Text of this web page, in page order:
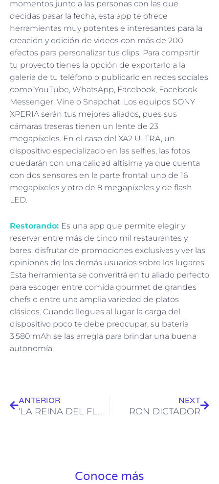
momentos junto a las personas con las que
decidas pasar la fecha, esta app te ofrece
herramientas muy potentes e interesantes para la
creación y edición de videos con más de 200
efectos para personalizar tus clips. Para compartir
tu proyecto tienes la opción de exportarlo a la
galería de tu teléfono o publicarlo en redes sociales
como YouTube, WhatsApp, Facebook, Facebook
Messenger, Vine o Snapchat. Los equipos SONY
XPERIA serán tus mejores aliados, pues sus
cámaras traseras tienen un lente de 23
megapíxeles. En el caso del XA2 ULTRA, un
dispositivo especializado en las selfies, las fotos
quedarán con una calidad altísima ya que cuenta
con dos sensores en la parte frontal: uno de 16
megapíxeles y otro de 8 megapíxeles y de flash
LED.
Restorando: Es una app que permite elegir y
reservar entre más de cinco mil restaurantes y
bares, disfrutar de promociones exclusivas y ver las
opiniones de los demás usuarios sobre los lugares.
Esta herramienta se converitrá en tu aliado perfecto
para escoger entre comida gourmet de grandes
chefs o entre una amplia variedad de platos
clásicos. Cuando llegues al lugar la carga del
dispositivo poco te debe preocupar, su batería
3.580 mAh se las arregla para brindar una buena
autonomía.
ANTERIOR
‘LA REINA DEL FLOW’ BATIÓ RECORD DE AUDIENCIA
NEXT
RON DICTADOR
Conoce más